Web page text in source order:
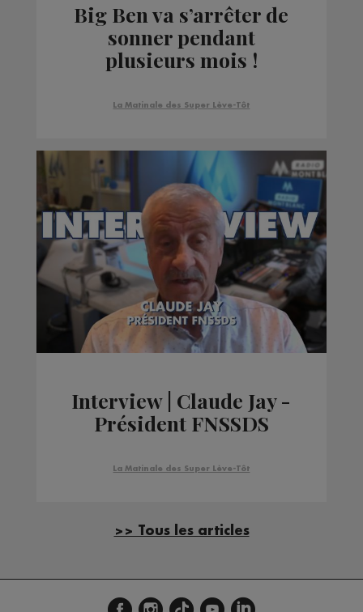
Big Ben va s’arrêter de
sonner pendant
plusieurs mois !
La Matinale des Super Lève-Tôt
Interview | Claude Jay -
Président FNSSDS
La Matinale des Super Lève-Tôt
>> Tous les articles